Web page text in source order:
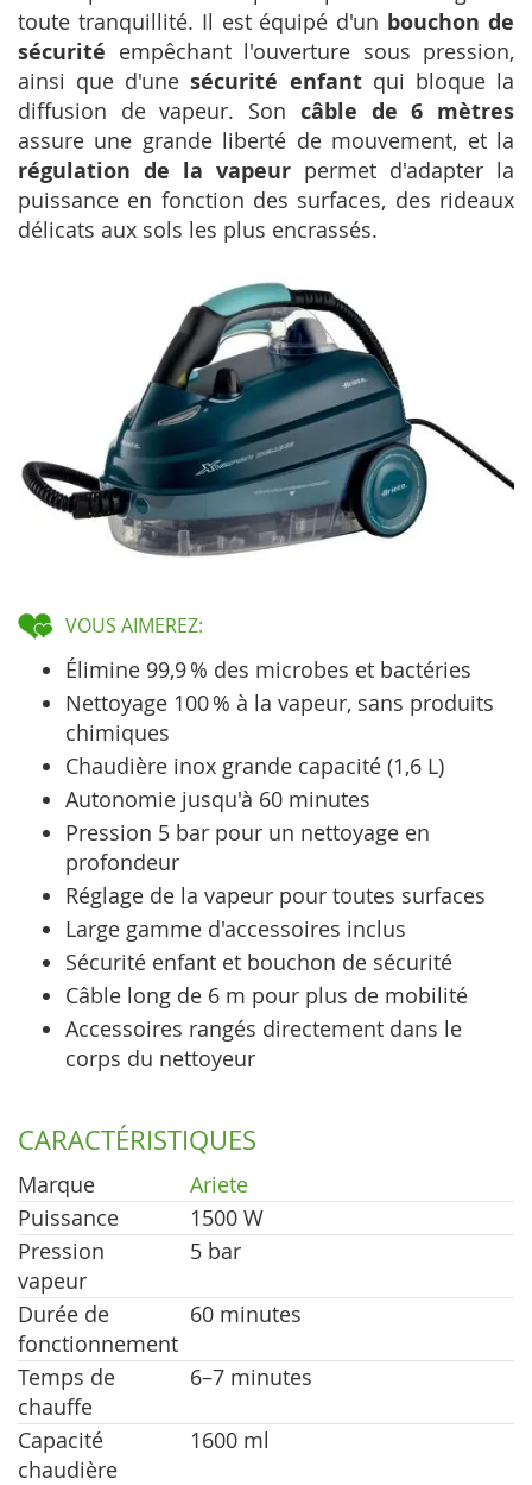
toute tranquillité. Il est équipé d'un bouchon de
sécurité empêchant l'ouverture sous pression,
ainsi que d'unesécurité enfantqui bloque la
diffusion de vapeur. Son câble de 6 mètres
assure une grande liberté de mouvement, et la
régulation de la vapeur permet d'adapter la
puissance en fonction des surfaces, des rideaux
délicats aux sols les plus encrassés.
VOUS AIMEREZ:
Élimine 99,9 % des microbes et bactéries
Nettoyage 100 % à la vapeur, sans produits
chimiques
Chaudière inox grande capacité (1,6 L)
Autonomie jusqu'à 60 minutes
Pression 5 bar pour un nettoyage en
profondeur
Réglage de la vapeur pour toutes surfaces
Large gamme d'accessoires inclus
Sécurité enfant et bouchon de sécurité
Câble long de 6 m pour plus de mobilité
Accessoires rangés directement dans le
corps du nettoyeur
CARACTÉRISTIQUES
Marque
Ariete
Puissance
1500 W
Pression
vapeur
5 bar
Durée de
fonctionnement
60 minutes
Temps de
chauffe
6–7 minutes
Capacité
chaudière
1600 ml